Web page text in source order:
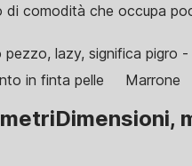
di comodità che occupa
pezzo, lazy, significa pigro
in finta pelle
Marrone
Dimensioni,